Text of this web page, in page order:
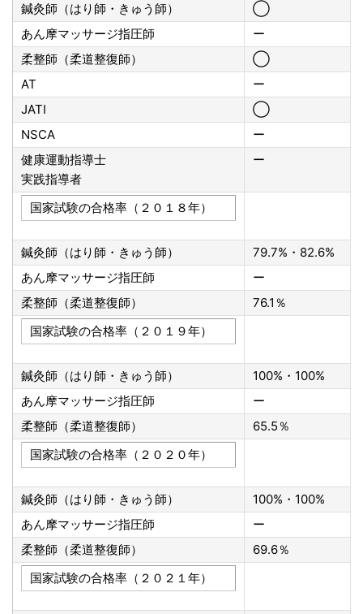
鍼灸師（はり師・きゅう師）
◯
あん摩マッサージ指圧師
ー
柔整師（柔道整復師）
◯
AT
ー
JATI
◯
NSCA
ー
健康運動指導士
実践指導者
ー
国家試験の合格率（２０１８年）
鍼灸師（はり師・きゅう師）
79.7%・82.6%
あん摩マッサージ指圧師
ー
柔整師（柔道整復師）
76.1％
国家試験の合格率（２０１９年）
鍼灸師（はり師・きゅう師）
100%・100%
あん摩マッサージ指圧師
ー
柔整師（柔道整復師）
65.5％
国家試験の合格率（２０２０年）
鍼灸師（はり師・きゅう師）
100%・100%
あん摩マッサージ指圧師
ー
柔整師（柔道整復師）
69.6％
国家試験の合格率（２０２１年）